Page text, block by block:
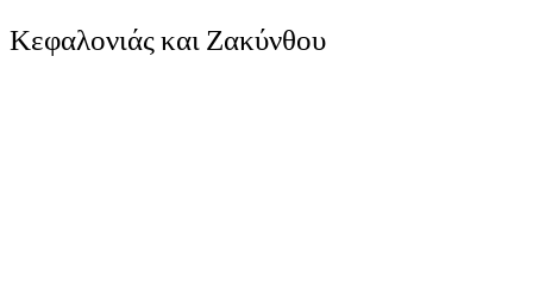
Κεφαλονιάς και Ζακύνθου